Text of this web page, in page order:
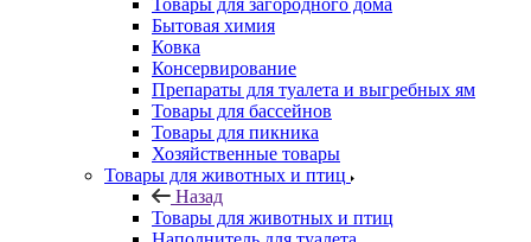
Товары для загородного дома
Бытовая химия
Ковка
Консервирование
Препараты для туалета и выгребных ям
Товары для бассейнов
Товары для пикника
Хозяйственные товары
Товары для животных и птиц
Назад
Товары для животных и птиц